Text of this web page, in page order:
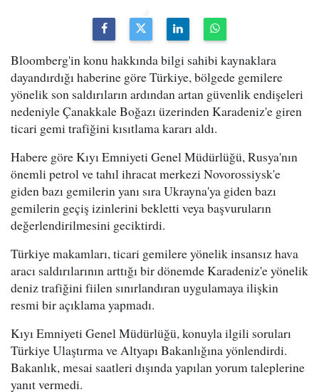
Bloomberg'in konu hakkında bilgi sahibi kaynaklara
dayandırdığı haberine göre Türkiye, bölgede gemilere
yönelik son saldırıların ardından artan güvenlik endişeleri
nedeniyle Çanakkale Boğazı üzerinden Karadeniz'e giren
ticari gemi trafiğini kısıtlama kararı aldı.
Habere göre Kıyı Emniyeti Genel Müdürlüğü, Rusya'nın
önemli petrol ve tahıl ihracat merkezi Novorossiysk'e
giden bazı gemilerin yanı sıra Ukrayna'ya giden bazı
gemilerin geçiş izinlerini bekletti veya başvuruların
değerlendirilmesini geciktirdi.
Türkiye makamları, ticari gemilere yönelik insansız hava
aracı saldırılarının arttığı bir dönemde Karadeniz'e yönelik
deniz trafiğini fiilen sınırlandıran uygulamaya ilişkin
resmi bir açıklama yapmadı.
Kıyı Emniyeti Genel Müdürlüğü, konuyla ilgili soruları
Türkiye Ulaştırma ve Altyapı Bakanlığına yönlendirdi.
Bakanlık, mesai saatleri dışında yapılan yorum taleplerine
yanıt vermedi.